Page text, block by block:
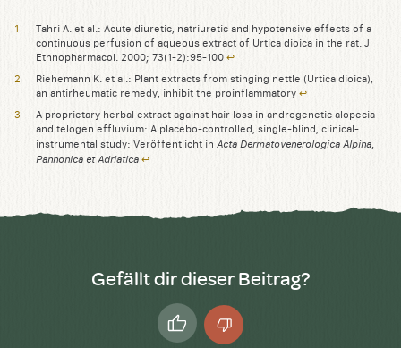
Tahri A. et al.: Acute diuretic, natriuretic and hypotensive effects of a
continuous perfusion of aqueous extract of Urtica dioica in the rat. J
Ethnopharmacol. 2000; 73(1-2):95-100 ↩︎
Riehemann K. et al.: Plant extracts from stinging nettle (Urtica dioica),
an antirheumatic remedy, inhibit the proinflammatory ↩︎
A proprietary herbal extract against hair loss in androgenetic alopecia
and telogen effluvium: A placebo-controlled, single-blind, clinical-
instrumental study: Veröffentlicht in Acta Dermatovenerologica Alpina,
Pannonica et Adriatica ↩︎
Gefällt dir dieser Beitrag?
DaumenDaumen